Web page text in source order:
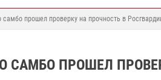
прошел проверку на прочность в
САМБО ПРОШЕЛ